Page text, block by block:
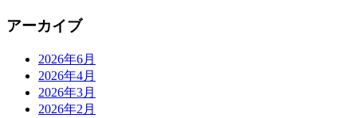
アーカイブ
2026年6月
2026年4月
2026年3月
2026年2月